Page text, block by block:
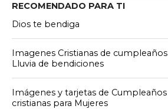
RECOMENDADO PARA TI
Dios te bendiga
Imagenes Cristianas de cumpleaños
Lluvia de bendiciones
Imágenes y tarjetas de Cumpleaños
cristianas para Mujeres